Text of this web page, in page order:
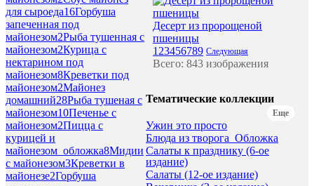
для сыроеда16Горбуша
запеченная под
майонезом2Рыба тушенная с
майонезом2Курица с
нектарином под
майонезом8Креветки под
майонезом2Майонез
домашний28Рыба тушеная с
майонезом10Печенье с
майонезом2Пицца с
курицей и
майонезом_обложка8Мидии
с майонезом3Креветки в
майонезе2Горбуша
Десерт из пророщеной
пшеницы
1 23456789 Следующая
Всего: 843 изображения
Тематические коллекции
Еще
Ужин это просто
Блюда из творога_Обложка
Салаты к празднику (6-ое
издание)
Салаты (12-ое издание)